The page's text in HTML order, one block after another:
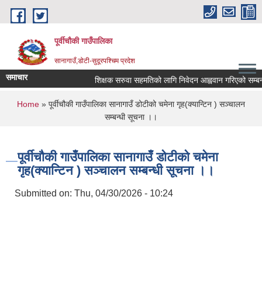
Skip to main content
पूर्वीचौकी गाउँपालिका
सानागाउँ,डोटी-सुदूरपश्चिम प्रदेश
समाचार शिक्षक सरुवा सहमतिको लागि निवेदन आह्ववान गरिएको
You are here
Home » पूर्वीचौकी गाउँपालिका सानागाउँ डोटीको चमेना गृह(क्यान्टिन ) सञ्चालन
सम्बन्धी सूचना ।।
पूर्वीचौकी गाउँपालिका सानागाउँ डोटीको चमेना
गृह(क्यान्टिन ) सञ्चालन सम्बन्धी सूचना ।।
Submitted on: Thu, 04/30/2026 - 10:24